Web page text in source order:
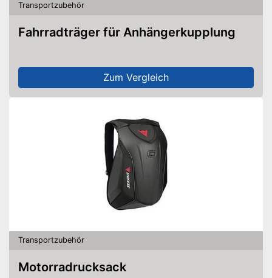
Transportzubehör
Fahrradträger für Anhängerkupplung
Zum Vergleich
Transportzubehör
Motorradrucksack